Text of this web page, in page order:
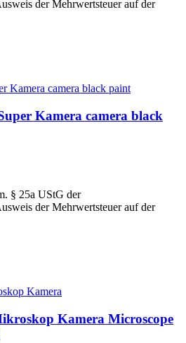
der Mehrwertsteuer auf der
Kamera camera black
§ 25a UStG der
der Mehrwertsteuer auf der
Kamera Microscope